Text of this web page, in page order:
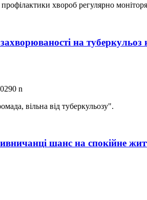
хвороб регулярно
на
вільна від туберкульозу".
шанс на спокійне